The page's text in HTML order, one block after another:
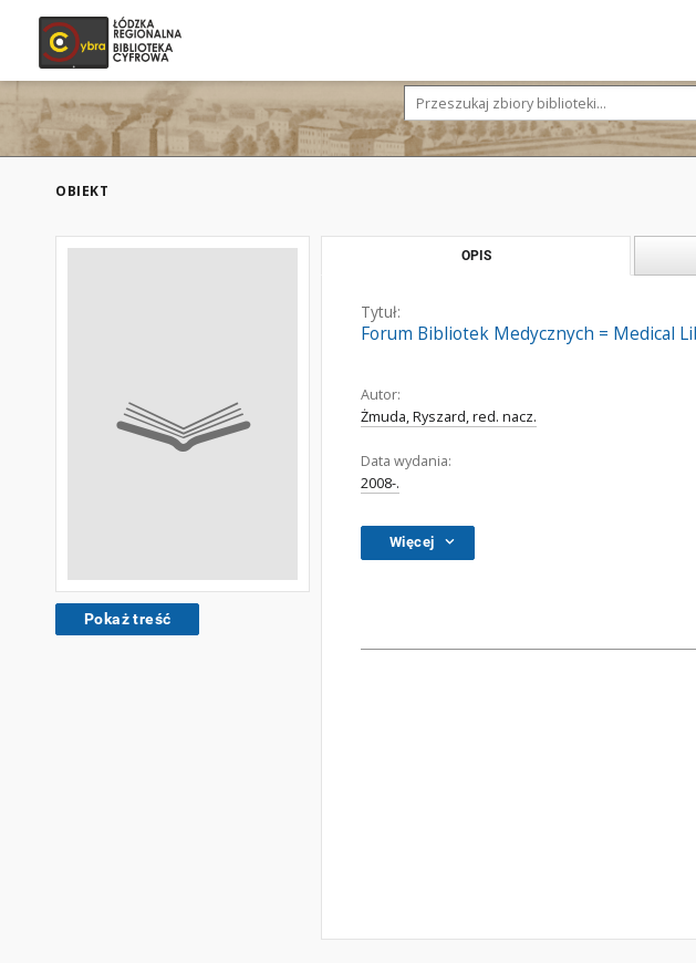
OBIEKT
Pokaż treść
OPIS
Tytuł:
Forum Bibliotek Medycznych = Medical
Autor:
Żmuda, Ryszard, red. nacz.
Data wydania:
2008-.
Więcej